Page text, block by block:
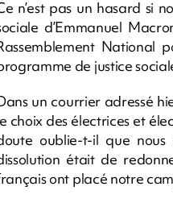
n’est pas un hasard si
d’Emmanuel
National
de justice
un courrier adressé
choix des électrices et
oublie-t-il que
était de
ont placé notre